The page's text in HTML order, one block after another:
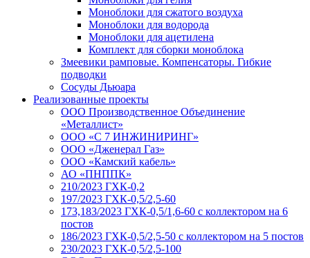
Моноблоки для сжатого воздуха
Моноблоки для водорода
Моноблоки для ацетилена
Комплект для сборки моноблока
Змеевики рамповые. Компенсаторы. Гибкие
подводки
Сосуды Дьюара
Реализованные проекты
ООО Производственное Объединение
«Металлист»
ООО «С 7 ИНЖИНИРИНГ»
ООО «Дженерал Газ»
ООО «Камский кабель»
АО «ПНППК»
210/2023 ГХК-0,2
197/2023 ГХК-0,5/2,5-60
173,183/2023 ГХК-0,5/1,6-60 с коллектором на 6
постов
186/2023 ГХК-0,5/2,5-50 с коллектором на 5 постов
230/2023 ГХК-0,5/2,5-100